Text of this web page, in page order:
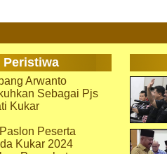
Arwanto
Sebagai Pjs
Kukar
Peserta
Kukar 2024